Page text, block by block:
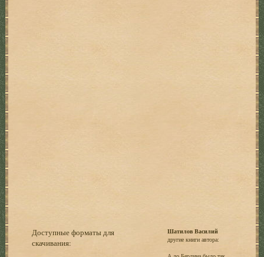
Доступные форматы для
скачивания:
Шатилов Василий
другие книги автора: